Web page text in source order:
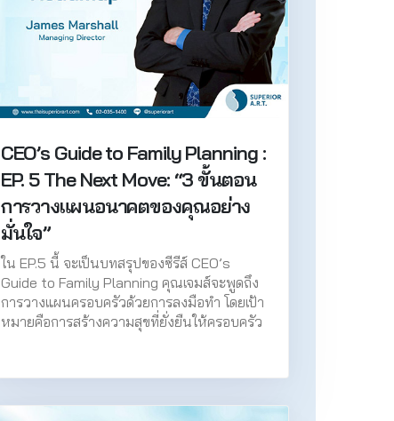
CEO’s Guide to Family Planning :
EP. 5 The Next Move: “3 ขั้นตอน
การวางแผนอนาคตของคุณอย่าง
มั่นใจ”
ใน EP.5 นี้ จะเป็นบทสรุปของซีรีส์ CEO’s
Guide to Family Planning คุณเจมส์จะพูดถึง
การวางแผนครอบครัวด้วยการลงมือทำ โดยเป้า
หมายคือการสร้างความสุขที่ยั่งยืนให้ครอบครัว